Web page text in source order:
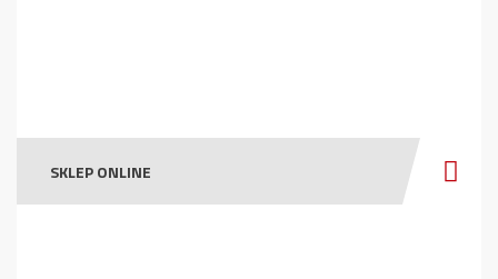
SKLEP ONLINE